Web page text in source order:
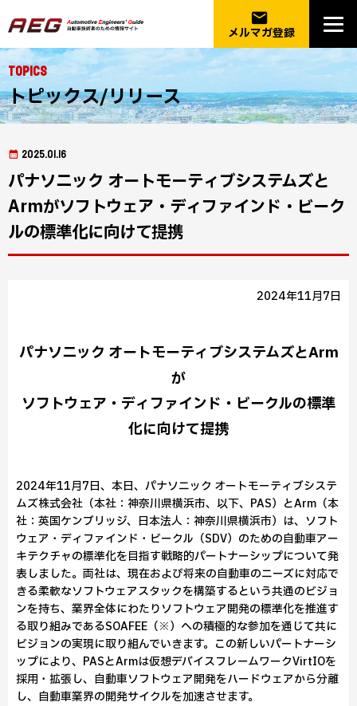
email
メルマガ登録
Topics
トピックス/リリース
2025.01.16
パナソニック オートモーティブシステムズと
Armがソフトウェア・ディファインド・ビーク
ルの標準化に向けて提携
2024年11月7日
パナソニック オートモーティブシステムズとArm
が
ソフトウェア・ディファインド・ビークルの標準
化に向けて提携
2024年11月7日、本日、パナソニック オートモーティブシステ
ムズ株式会社（本社：神奈川県横浜市、以下、PAS）とArm（本
社：英国ケンブリッジ、日本法人：神奈川県横浜市）は、ソフト
ウェア・ディファインド・ビークル（SDV）のための自動車アー
キテクチャの標準化を目指す戦略的パートナーシップについて発
表しました。両社は、現在および将来の自動車のニーズに対応で
きる柔軟なソフトウェアスタックを構築するという共通のビジョ
ンを持ち、業界全体にわたりソフトウェア開発の標準化を推進す
る取り組みであるSOAFEE（※）への積極的な参加を通じて共に
ビジョンの実現に取り組んでいきます。この新しいパートナーシ
ップにより、PASとArmは仮想デバイスフレームワークVirtIOを
採用・拡張し、自動車ソフトウェア開発をハードウェアから分離
し、自動車業界の開発サイクルを加速させます。